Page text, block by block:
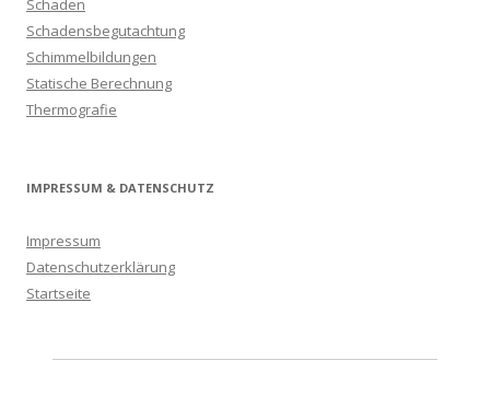
Schaden
Schadensbegutachtung
Schimmelbildungen
Statische Berechnung
Thermografie
IMPRESSUM & DATENSCHUTZ
Impressum
Datenschutzerklärung
Startseite